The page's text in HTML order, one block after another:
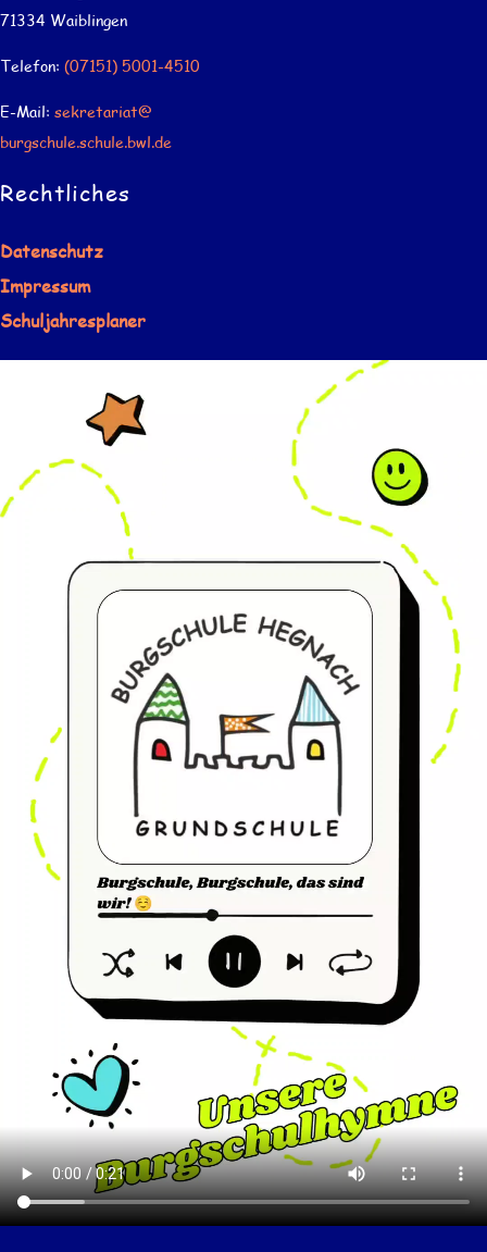
71334 Waiblingen
Telefon: (07151) 5001-4510
E-Mail: sekretariat@
burgschule.schule.bwl.de
Rechtliches
Datenschutz
Impressum
Schuljahresplaner